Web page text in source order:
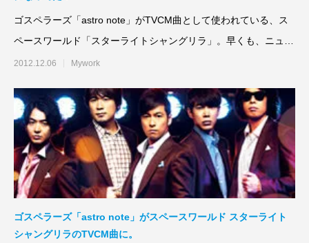
ゴスペラーズ「astro note」がTVCM曲として使われている、ス
ペースワールド「スターライトシャングリラ」。早くも、ニュー
バージョ
2012.12.06 Mywork
ゴスペラーズ「astro note」がスペースワールド スターライト
シャングリラのTVCM曲に。